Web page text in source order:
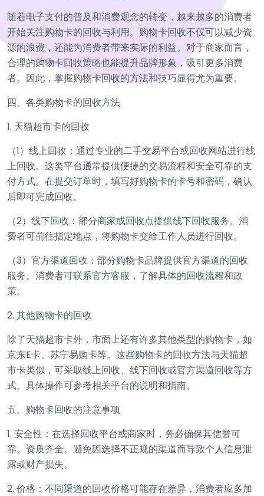
随着电子支付的普及和消费观念的转变，越来越多的消费者
开始关注购物卡的回收与利用。购物卡回收不仅可以减少资
源的浪费，还能为消费者带来实际的利益。对于商家而言，
合理的购物卡回收策略也能提升品牌形象，吸引更多消费
者。因此，掌握购物卡回收的方法和技巧显得尤为重要。
四、各类购物卡的回收方法
1. 天猫超市卡的回收
（1）线上回收：通过专业的二手交易平台或回收网站进行线
上回收。这类平台通常提供便捷的交易流程和安全可靠的支
付方式。在提交订单时，填写好购物卡的卡号和密码，确认
后即可完成回收。
（2）线下回收：部分商家或回收点提供线下回收服务。消
费者可前往指定地点，将购物卡交给工作人员进行回收。
（3）官方渠道回收：部分购物卡品牌提供官方渠道的回收
服务。消费者可联系官方客服，了解具体的回收流程和政
策。
2. 其他购物卡的回收
除了天猫超市卡外，市面上还有许多其他类型的购物卡，如
京东E卡、苏宁易购卡等。这些购物卡的回收方法与天猫超
市卡类似，可采取线上回收、线下回收或官方渠道回收等方
式。具体操作可参考相关平台的说明和指南。
五、购物卡回收的注意事项
1. 安全性：在选择回收平台或商家时，务必确保其信誉可
靠、资质齐全。避免因选择不正规的渠道而导致个人信息泄
露或财产损失。
2. 价格：不同渠道的回收价格可能存在差异，消费者应多加